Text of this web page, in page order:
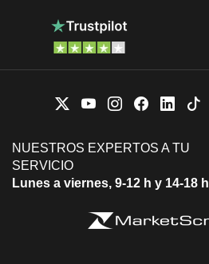
NUESTROS EXPERTOS A TU
SERVICIO
Lunes a viernes, 9-12 h y 14-18 h